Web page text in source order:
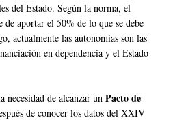
del Estado. Según la norma, el
de aportar el 50% de lo que se debe
actualmente las autonomías son las
en dependencia y el Estado
de alcanzar un Pacto de
de conocer los datos del XXIV